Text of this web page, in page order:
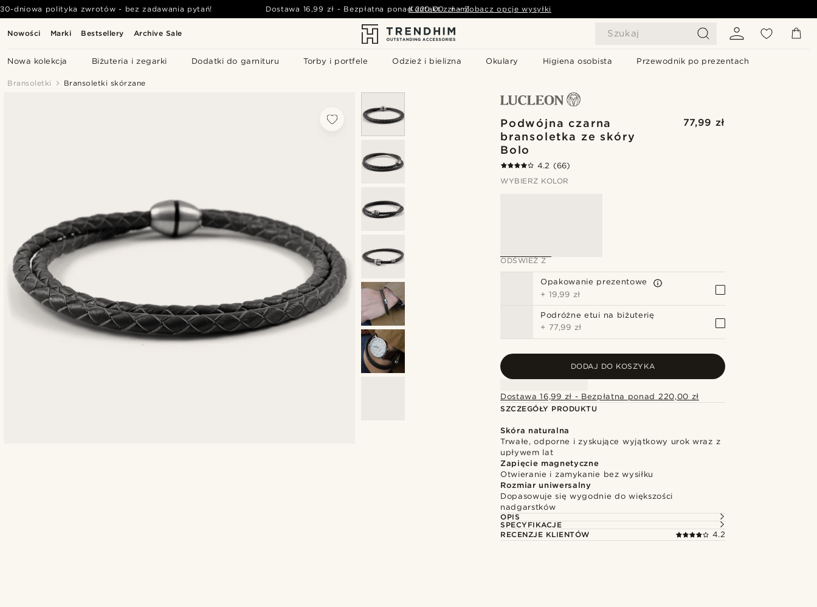
Nowości Marki Bestsellery Archive Sale Szukaj
Nowa kolekcja Biżuteria i zegarki Dodatki do garnituru Torby i portfele Odzież i bielizna Okulary Higiena osobista Przewodnik po prezentach
30-dniowa polityka zwrotów - bez zadawania pytań! Dostawa 16,99 zł - Bezpłatna ponad 220,00 zł - Zobacz opcje wysyłki
Kontakt z nami
Bransoletki Bransoletki skórzane
Podwójna czarna
bransoletka ze skóry
Bolo
77,99 zł
4.2 (66)
WYBIERZ KOLOR
ODŚWIEŻ Z
Opakowanie prezentowe
+ 19,99 zł
Podróżne etui na biżuterię
+ 77,99 zł
DODAJ DO KOSZYKA
Dostawa 16,99 zł - Bezpłatna ponad 220,00 zł
SZCZEGÓŁY PRODUKTU
Skóra naturalna
Trwałe, odporne i zyskujące wyjątkowy urok wraz z
upływem lat
Zapięcie magnetyczne
Otwieranie i zamykanie bez wysiłku
Rozmiar uniwersalny
Dopasowuje się wygodnie do większości
nadgarstków
OPIS
SPECYFIKACJE
RECENZJE KLIENTÓW
4.2